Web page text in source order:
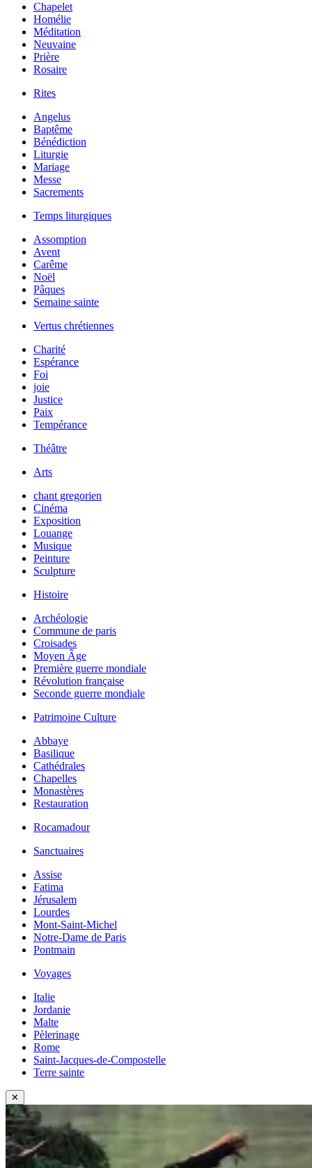
Chapelet
Homélie
Méditation
Neuvaine
Prière
Rosaire
Rites
Angelus
Baptême
Bénédiction
Liturgie
Mariage
Messe
Sacrements
Temps liturgiques
Assomption
Avent
Carême
Noël
Pâques
Semaine sainte
Vertus chrétiennes
Charité
Espérance
Foi
joie
Justice
Paix
Tempérance
Théâtre
Arts
chant gregorien
Cinéma
Exposition
Louange
Musique
Peinture
Sculpture
Histoire
Archéologie
Commune de paris
Croisades
Moyen Âge
Première guerre mondiale
Révolution française
Seconde guerre mondiale
Patrimoine Culture
Abbaye
Basilique
Cathédrales
Chapelles
Monastères
Restauration
Rocamadour
Sanctuaires
Assise
Fatima
Jérusalem
Lourdes
Mont-Saint-Michel
Notre-Dame de Paris
Pontmain
Voyages
Italie
Jordanie
Malte
Pèlerinage
Rome
Saint-Jacques-de-Compostelle
Terre sainte
✕